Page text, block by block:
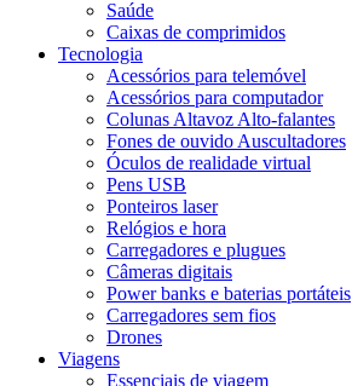
Saúde
Caixas de comprimidos
Tecnologia
Acessórios para telemóvel
Acessórios para computador
Colunas Altavoz Alto-falantes
Fones de ouvido Auscultadores
Óculos de realidade virtual
Pens USB
Ponteiros laser
Relógios e hora
Carregadores e plugues
Câmeras digitais
Power banks e baterias portáteis
Carregadores sem fios
Drones
Viagens
Essenciais de viagem